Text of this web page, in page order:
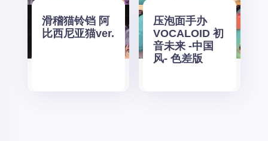
滑稽猫铃铛 阿
比西尼亚猫ver.
压泡面手办
VOCALOID 初
音未来 -中国
风- 色差版